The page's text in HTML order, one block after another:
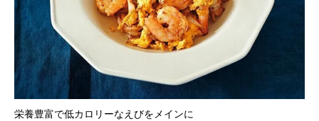
栄養豊富で低カロリーなえびをメインに